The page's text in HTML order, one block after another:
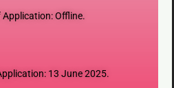
Offline.
13 June 2025.